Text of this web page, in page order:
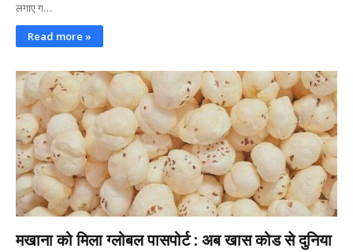
लगाए ग…
Read more »
मखाना को मिला ग्लोबल पासपोर्ट : अब खास कोड से दुनिया